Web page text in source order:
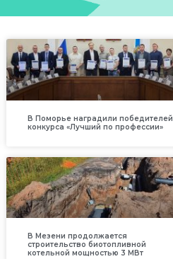
В Поморье наградили победителей
конкурса «Лучший по профессии»
В Мезени продолжается
строительство биотопливной
котельной мощностью 3 МВт